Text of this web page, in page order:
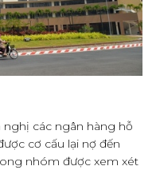
nghị các ngân hàng hỗ
cơ cấu lại nợ đến
nhóm được xem xét